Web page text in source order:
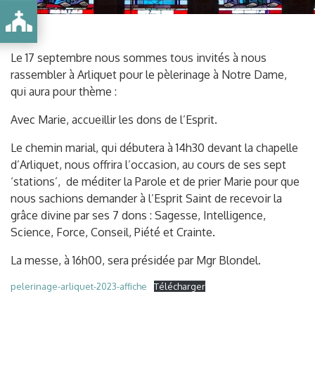
Le 17 septembre nous sommes tous invités à nous
rassembler à Arliquet pour le pèlerinage à Notre Dame,
qui aura pour thème :
Avec Marie, accueillir les dons de l’Esprit.
Le chemin marial, qui débutera à 14h30 devant la chapelle
d’Arliquet, nous offrira l’occasion, au cours de ses sept
‘stations’, de méditer la Parole et de prier Marie pour que
nous sachions demander à l’Esprit Saint de recevoir la
grâce divine par ses 7 dons : Sagesse, Intelligence,
Science, Force, Conseil, Piété et Crainte.
La messe, à 16h00, sera présidée par Mgr Blondel.
pelerinage-arliquet-2023-affiche Télécharger